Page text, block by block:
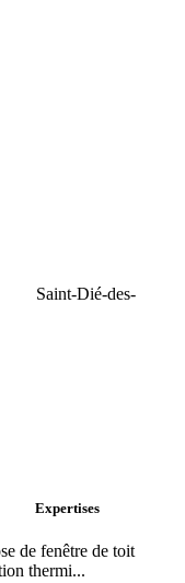
Saint-Dié-des-
Expertises
de fenêtre de toit
thermi...